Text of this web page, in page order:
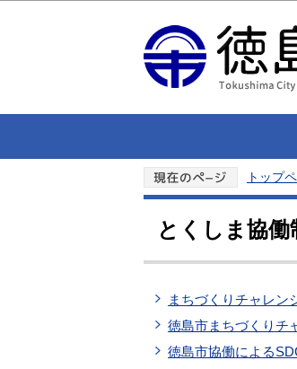
トップ
とくしま協働
まちづくりチャレ
徳島市まちづくりチ
徳島市協働による